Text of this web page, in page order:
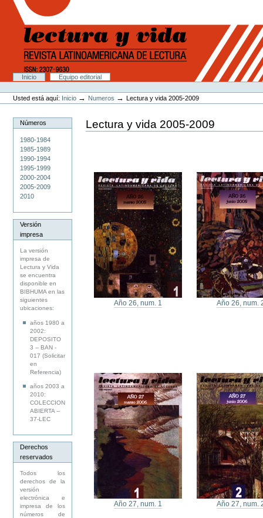
Cambiar
contenido.
navegación
Secciones
Inicio
Equipo editorial
Herramientas
Personales
Usted está aquí: Inicio → Numeros →Lectura y vida 2005-2009
Números
1980-1984
1985-1989
1990-1994
1995-1999
2000-2004
2005-2009
2010
Versión
impresa
La versión
impresa de
Lectura y Vida
se encuentra
disponible en
BIBHUMA en las
siguientes
ubicaciones:
años 1980 a
2002:
DEPOSITO
3 -- BAN -
017 (Solicitar
en
Referencia)
años 2003 a
2010:
COLECCION
ABIERTA --
37-LEC
Derechos
reservados
Todos los
derechos de la
versión
electrónica e
impresa de los
números de
Lectura y vida 2005-2009
Año 26, num. 1 Año 26, num.
Año 27, num. 1 Año 27, num.